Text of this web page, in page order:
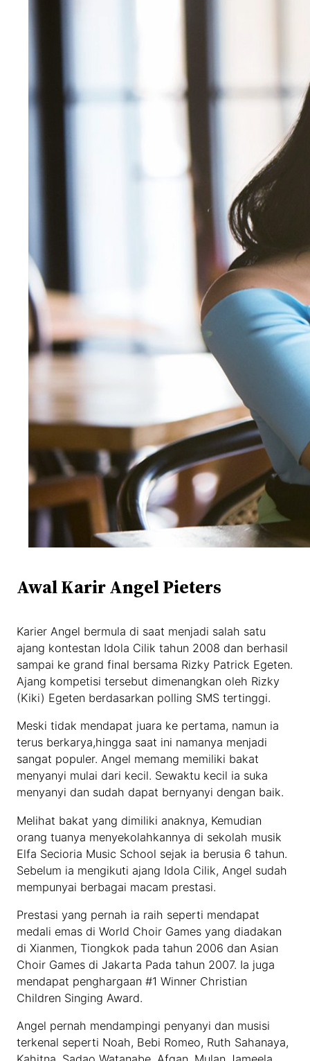
Awal Karir Angel Pieters
Karier Angel bermula di saat menjadi salah satu
ajang kontestan Idola Cilik tahun 2008 dan berhasil
sampai ke grand final bersama Rizky Patrick Egeten.
Ajang kompetisi tersebut dimenangkan oleh Rizky
(Kiki) Egeten berdasarkan polling SMS tertinggi.
Meski tidak mendapat juara ke pertama, namun ia
terus berkarya,hingga saat ini namanya menjadi
sangat populer. Angel memang memiliki bakat
menyanyi mulai dari kecil. Sewaktu kecil ia suka
menyanyi dan sudah dapat bernyanyi dengan baik.
Melihat bakat yang dimiliki anaknya, Kemudian
orang tuanya menyekolahkannya di sekolah musik
Elfa Secioria Music School sejak ia berusia 6 tahun.
Sebelum ia mengikuti ajang Idola Cilik, Angel sudah
mempunyai berbagai macam prestasi.
Prestasi yang pernah ia raih seperti mendapat
medali emas di World Choir Games yang diadakan
di Xianmen, Tiongkok pada tahun 2006 dan Asian
Choir Games di Jakarta Pada tahun 2007. Ia juga
mendapat penghargaan #1 Winner Christian
Children Singing Award.
Angel pernah mendampingi penyanyi dan musisi
terkenal seperti Noah, Bebi Romeo, Ruth Sahanaya,